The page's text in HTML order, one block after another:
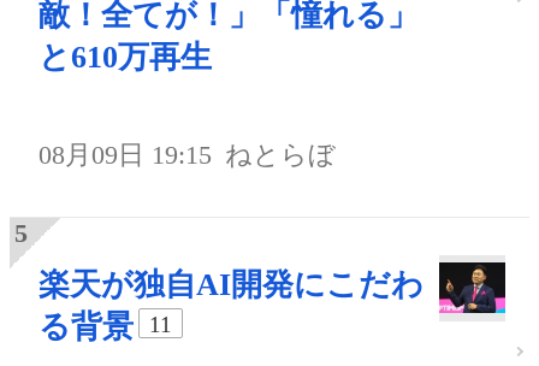
敵！全てが！」「憧れる」
と610万再生
08月09日 19:15 ねとらぼ
楽天が独自AI開発にこだわ
る背景
11